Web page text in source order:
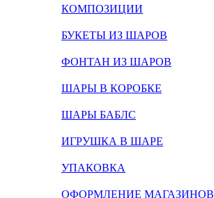
КОМПОЗИЦИИ
БУКЕТЫ ИЗ ШАРОВ
ФОНТАН ИЗ ШАРОВ
ШАРЫ В КОРОБКЕ
ШАРЫ БАБЛС
ИГРУШКА В ШАРЕ
УПАКОВКА
ОФОРМЛЕНИЕ МАГАЗИНОВ